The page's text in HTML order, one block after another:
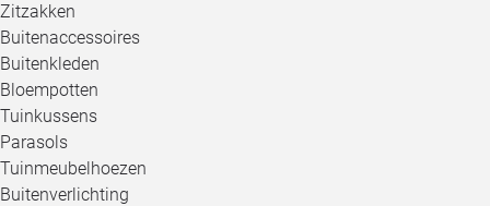
Zitzakken
Buitenaccessoires
Buitenkleden
Bloempotten
Tuinkussens
Parasols
Tuinmeubelhoezen
Buitenverlichting